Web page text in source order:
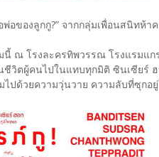
อของลูกกู?” จากกลุ่มเพื่อนสนิทห้า
นี้ ณ โรงละครทิพวรรณ โรงแรมแ
ชีวิตผู้คนไปในแทบทุกมิติ ซินเซีย
ไปด้วยความวุ่นวาย ความลับที่ซุก